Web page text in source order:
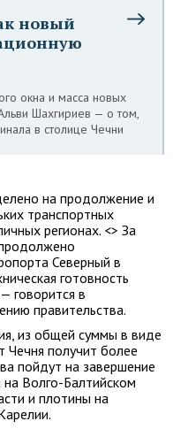
новый
окна и масса новых
Шахгириев — о том,
в столице Чечни
на продолжение и
транспортных
регионах. <> За
Северный в
готовность
говорится в
правительства.
из общей суммы в виде
получит более
пойдут на завершение
Волго-Балтийском
и плотины на